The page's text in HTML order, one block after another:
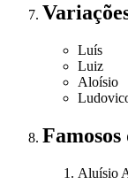
Luís
Luiz
Aloísio
Famosos
Aluísio